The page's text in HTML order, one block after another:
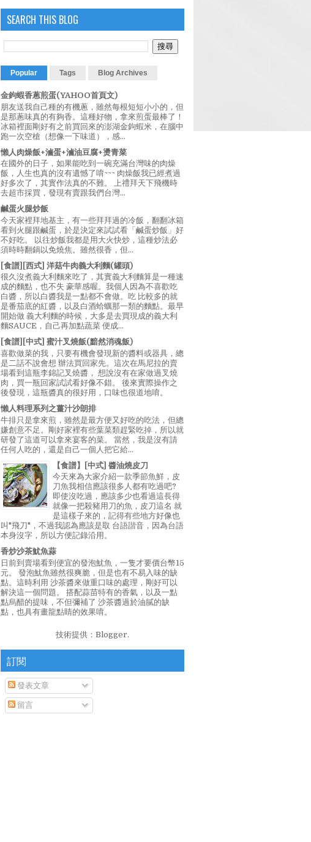
SEARCH THIS BLOG
Popular Tags Blog Archives
金鉤蝦香蔥煎蛋(YAHOO首頁文)
朋友送我自己種的有機蔥，雖然每根短短小小的，但
是那蔥味真的有夠香。這種好物，拿來煎蛋最棒了！
冰箱裡面剛好有之前買回來的澎湖金鉤蝦米，在腦中
跑一次空槍（想像一下味道），感...
懶人肉燥飯+滷蛋+滷油豆腐+燙青菜
在國外的日子，如果能吃到一碗充滿台灣味的肉燥
飯，人生也真的沒有遺憾了唷~~~ 肉燥飯我已經煮過
好多次了，其實作法真的不難。 上禮拜天下飛機時
去超市採買，發現有賣跟我們台灣...
鹹蛋火腿炒飯
今天家裡拜地基主，有一些拜拜過的冷飯，翻翻冰箱
看到火腿跟鹹蛋，於是決定來試試看「鹹蛋炒飯」好
不好吃。 以往炒飯我都是用大火快炒，這種炒法必
須時時翻鍋以免燒焦。雖然很香，但...
[食譜][西式] 洋菇牛肉義大利麵(罐頭)
很久沒煮義大利麵來吃了，其實義大利麵算是一種速
成的麵點，也不失 豪華感喔。我個人因為不喜歡吃
白醬，所以白醬我是一點都不會做。吃 比較多的就
是番茄底的紅醬，以及白酒蛤蠣那一類的麵點。最早
開始做 義大利麵的時候，大多是去買現成的義大利
麵SAUCE，自己再加點蔬菜 便成...
[食譜][中式] 蜜汁叉燒飯(黯然消魂飯)
喜歡做菜的我，只要有機會發現新的醬料或器具，總
是二話不說會想 辦法買回家先。這次在馬尼拉的賣
場看到這瓶李錦記叉燒醬， 想說沒有在家做過叉燒
肉，買一瓶回家試試看好像不錯。 後來實際操作之
後發現，這瓶醬真的很好用，口味也很道地唷。
懶人料理系列之薑汁沙朗排
牛排只是拿來煎，雖然是最方便又好吃的吃法，但總
嫌創意不足。剛好家裡有些葉菜類趕緊吃掉，所以就
研發了這道可以拿來宴客的菜。 當然，我是沒有請
任何人吃的，還是自己一個人把它給...
【食譜】[中式] 醬油燒皮刀
今天來為大家介紹一款季節魚鮮，皮
刀魚我相信應該很多人都有吃過吧?
即使沒吃過，應該多少也看過這長得
就像一把殺豬用刀的魚，皮刀這名 就
是這樣子來的，記得有些地方好像也
叫"飛刀"，不過我認為應該是取 台語諧音，因為台語
本身沒字，所以方便記錄沿用。
香炒沙茶魷魚蒜
日前到賣場看到便宜的發泡魷魚，一隻才要價台幣15
元。 發泡魷魚雖然很爽脆，但是也有不易入味的缺
點。這時利用 沙茶醬來做重口味的處理，剛好可以
解決這一個問題。 搭配蒜苗特有的香氣，以及一點
點烏醋的提味，不但彌補了 沙茶醬過於油膩的缺
點，也具有畫龍點睛的效果唷。
技術提供： Blogger.
訂閱
發表文章
留言